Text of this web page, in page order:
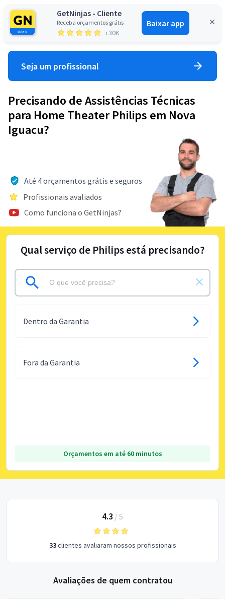
GetNinjas - Cliente
Receba orçamentos grátis
+30K
Baixar app
Entrar
Seja um profissional
Precisando de Assistências Técnicas
para Home Theater Philips em Nova
Iguacu?
Até 4 orçamentos grátis e seguros
Profissionais avaliados
Como funciona o GetNinjas?
Qual serviço de Philips está precisando?
Dentro da Garantia
Fora da Garantia
Orçamentos em até 60 minutos
4.3 / 5
33clientes avaliaram nossos profissionais
Avaliações de quem contratou